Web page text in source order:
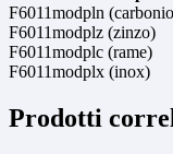
F6011modpln
F6011modplz (zinzo)
F6011modplc (rame)
F6011modplx (inox)
Prodotti